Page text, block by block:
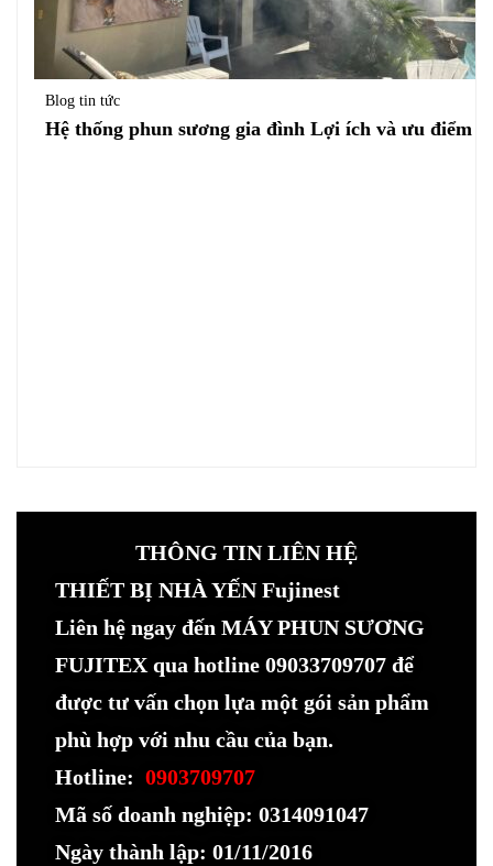
Blog tin tức
Hệ thống phun sương gia đình Lợi ích và ưu điểm
THÔNG TIN LIÊN HỆ
THIẾT BỊ NHÀ YẾN Fujinest
Liên hệ ngay đến MÁY PHUN SƯƠNG
FUJITEX qua hotline 09033709707 để
được tư vấn chọn lựa một gói sản phẩm
phù hợp với nhu cầu của bạn.
Hotline: 0903709707
Mã số doanh nghiệp: 0314091047
Ngày thành lập: 01/11/2016